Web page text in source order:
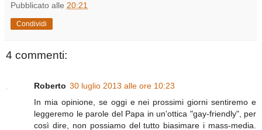
Pubblicato alle 20:21
Condividi
4 commenti:
Roberto 30 luglio 2013 alle ore 10:23
In mia opinione, se oggi e nei prossimi giorni sentiremo e
leggeremo le parole del Papa in un'ottica "gay-friendly", per
così dire, non possiamo del tutto biasimare i mass-media.